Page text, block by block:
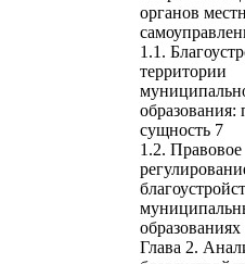
органов
1.1.
территории
образования:
сущность 7
1.2. Правовое
образованиях
Глава 2.